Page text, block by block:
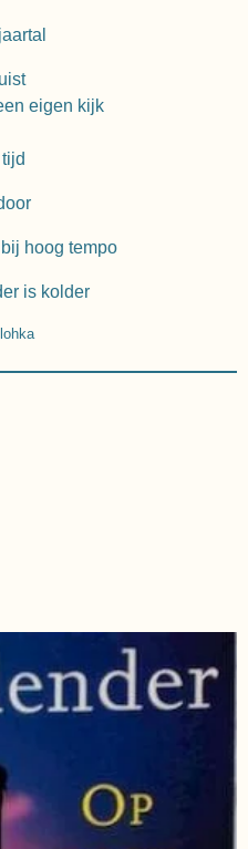
eigen kijk
hoog tempo
is kolder